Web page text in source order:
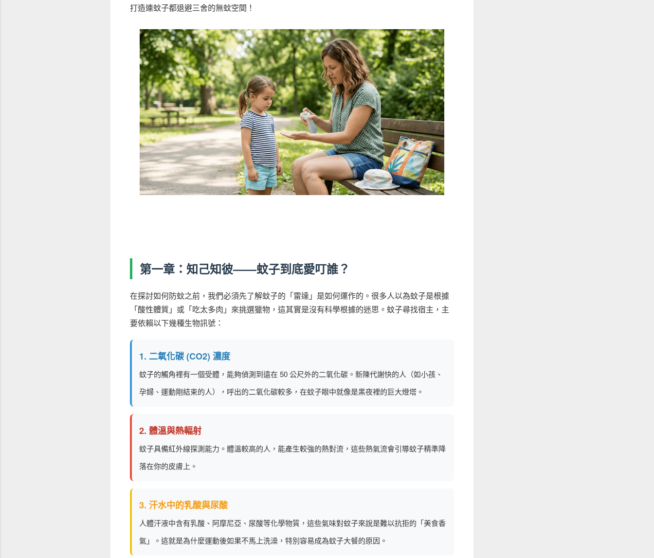
打造連蚊子都退避三舍的無蚊空間！
第一章：知己知彼——蚊子到底愛叮誰？
在探討如何防蚊之前，我們必須先了解蚊子的「雷達」是如何運作的。很多人以為蚊子是根據
「酸性體質」或「吃太多肉」來挑選獵物，這其實是沒有科學根據的迷思。蚊子尋找宿主，主
要依賴以下幾種生物訊號：
1. 二氧化碳 (CO2) 濃度
蚊子的觸角裡有一個受體，能夠偵測到遠在 50 公尺外的二氧化碳。新陳代謝快的人（如小孩、
孕婦、運動剛結束的人），呼出的二氧化碳較多，在蚊子眼中就像是黑夜裡的巨大燈塔。
2. 體溫與熱輻射
蚊子具備紅外線探測能力。體溫較高的人，能產生較強的熱對流，這些熱氣流會引導蚊子精準降
落在你的皮膚上。
3. 汗水中的乳酸與尿酸
人體汗液中含有乳酸、阿摩尼亞、尿酸等化學物質，這些氣味對蚊子來說是難以抗拒的「美食香
氣」。這就是為什麼運動後如果不馬上洗澡，特別容易成為蚊子大餐的原因。